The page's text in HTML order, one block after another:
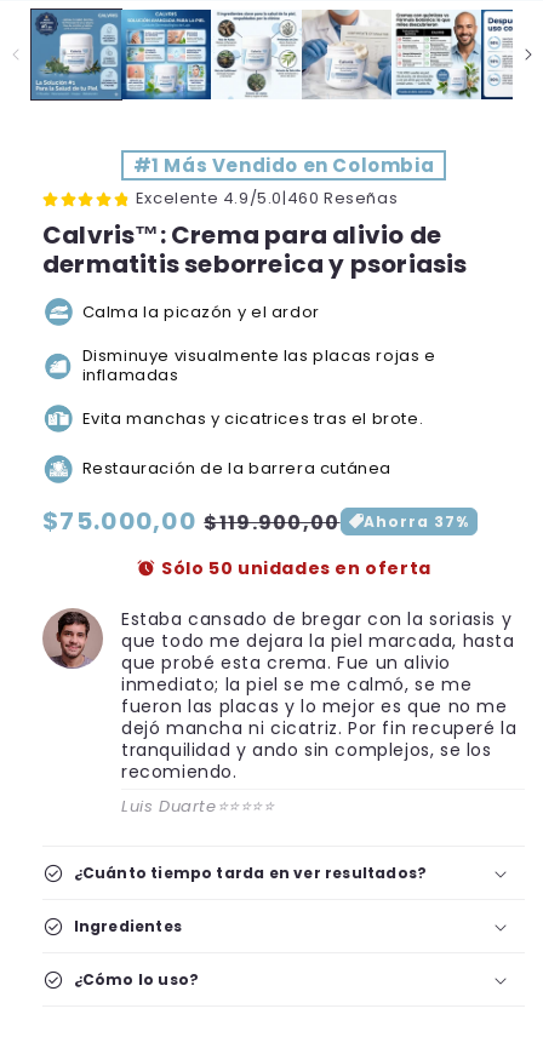
#1 Más Vendido en Colombia
Excelente 4.9/5.0|460 Reseñas
Calvris™: Crema para alivio de
dermatitis seborreica y psoriasis
Calma la picazón y el ardor
Disminuye visualmente las placas rojas e
inflamadas
Evita manchas y cicatrices tras el brote.
Restauración de la barrera cutánea
Precio
habitual
$75.000,00 Precio
de
$119.900,00 Ahorra 37%
alarm Sólo 50 unidades en oferta
Estaba cansado de bregar con la soriasis y
que todo me dejara la piel marcada, hasta
que probé esta crema. Fue un alivio
inmediato; la piel se me calmó, se me
fueron las placas y lo mejor es que no me
dejó mancha ni cicatriz. Por fin recuperé la
tranquilidad y ando sin complejos, se los
recomiendo.
Luis Duarte⭐⭐⭐⭐⭐
check_circle ¿Cuánto tiempo tarda en ver resultados?
check_circle Ingredientes
check_circle ¿Cómo lo uso?